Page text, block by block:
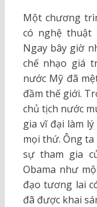
Một chương
có nghệ thuật
Ngay bây giờ
chế nhạo giá
nước Mỹ đã
đầm thế giới.
chủ tịch nước
gia vĩ đại làm
mọi thứ. Ông
sự tham gia
Obama như
đạo tương lai
đã được khai